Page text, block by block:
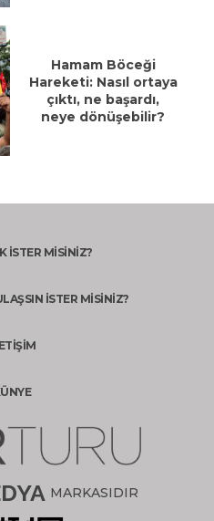
Hamam Böceği
Hareketi: Nasıl ortaya
çıktı, ne başardı,
neye dönüşebilir?
İSTER MİSİNİZ?
İSTER MİSİNİZ?
MARKASIDIR